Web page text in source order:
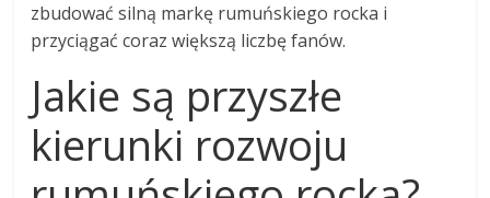
zbudować silną markę rumuńskiego rocka i
przyciągać coraz większą liczbę fanów.
Jakie są przyszłe
kierunki rozwoju